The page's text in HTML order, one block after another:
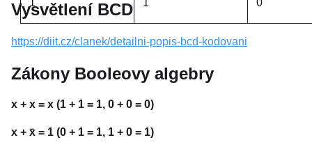
Vysvětlení BCD
https://diit.cz/clanek/detailni-popis-bcd-kodovani
Zákony Booleovy algebry
x + x = x (1 + 1 = 1, 0 + 0 = 0)
x + x̄ = 1 (0 + 1 = 1, 1 + 0 = 1)